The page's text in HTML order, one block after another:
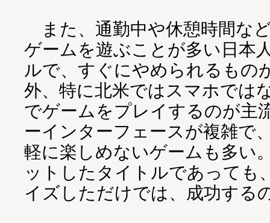
また、通勤中や休憩時間な
ゲームを遊ぶことが多い日本
ルで、すぐにやめられるもの
外、特に北米ではスマホでは
でゲームをプレイするのが主
ーインターフェースが複雑で
軽に楽しめないゲームも多い
ットしたタイトルであっても
イズしただけでは、成功する